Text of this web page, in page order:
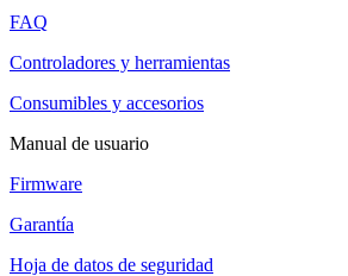
FAQ
Controladores y herramientas
Consumibles y accesorios
Manual de usuario
Firmware
Garantía
Hoja de datos de seguridad